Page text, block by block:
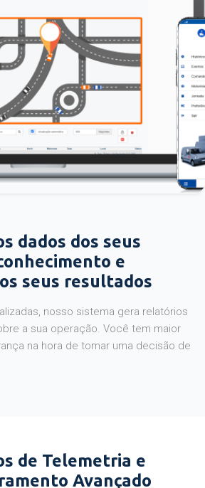
dados dos seus
e
seus resultados
nosso sistema gera relatórios
a sua operação. Você tem maior
na hora de tomar uma decisão de
de Telemetria e
Avançado